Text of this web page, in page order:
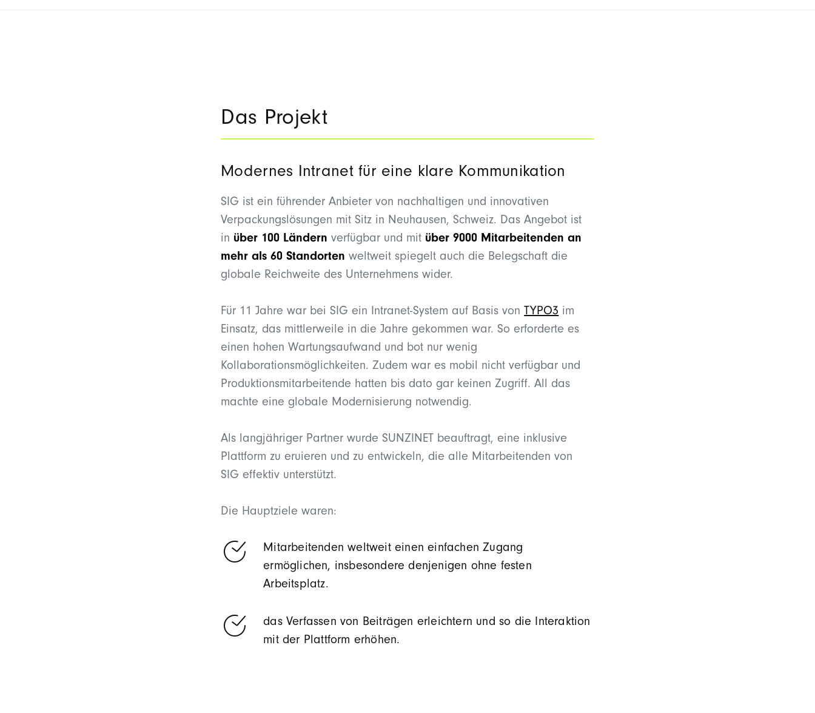
Das Projekt
Modernes Intranet für eine klare Kommunikation
SIG ist ein führender Anbieter von nachhaltigen und innovativen
Verpackungslösungen mit Sitz in Neuhausen, Schweiz. Das Angebot ist
in über 100 Ländern verfügbar und mit über 9000 Mitarbeitenden an
mehr als 60 Standorten weltweit spiegelt auch die Belegschaft die
globale Reichweite des Unternehmens wider.
Für 11 Jahre war bei SIG ein Intranet-System auf Basis vonTYPO3im
Einsatz, das mittlerweile in die Jahre gekommen war. So erforderte es
einen hohen Wartungsaufwand und bot nur wenig
Kollaborationsmöglichkeiten. Zudem war es mobil nicht verfügbar und
Produktionsmitarbeitende hatten bis dato gar keinen Zugriff. All das
machte eine globale Modernisierung notwendig.
Als langjähriger Partner wurde SUNZINET beauftragt, eine inklusive
Plattform zu eruieren und zu entwickeln, die alle Mitarbeitenden von
SIG effektiv unterstützt.
Die Hauptziele waren:
Mitarbeitenden weltweit einen einfachen Zugang
ermöglichen, insbesondere denjenigen ohne festen
Arbeitsplatz.
das Verfassen von Beiträgen erleichtern und so die Interaktion
mit der Plattform erhöhen.